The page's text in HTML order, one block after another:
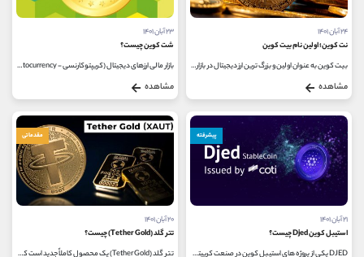
۲۴ آبان ۱۴۰۱
نت کوین؛ اولین نام بیت کوین
بیت کوین به عنوان اولین و بزرگ ترین ارز دیجیتال در بازار کریپتوکارنسی همواره رازهایی را در دل خود دارد که برخی از آنها اشکار...
مشاهده
۲۳ آبان ۱۴۰۱
شت کوین چیست؟
بازار مالی ارزهای دیجیتال (کریپتوکارنسی - cryptocurrency) توانسته بیش از چند هزار رمزارز را برای معامله به کاربران خود معرفی کند،...
مشاهده
پیشرفته
۲۱ آبان ۱۴۰۱
استیبل کوین Djed چیست؟
DJED یکی از پروژه های استیبل کوین در صنعت کریپتوکارنسی بوده که هنوز عرضه نشده است. DJED یک استیبل کوین الگوریتمی است که توسط توسعه...
مقدماتی
۲۰ آبان ۱۴۰۱
تتر گلد (Tether Gold) چیست؟
تتر گلد (Tether Gold) یک محصول کاملاً جدید است که توسط تتر منتشر شده است. ایده پشت تتر گلد (با توکن XAUT) داشتن یک ارز دیجیتال با پشتوانه...